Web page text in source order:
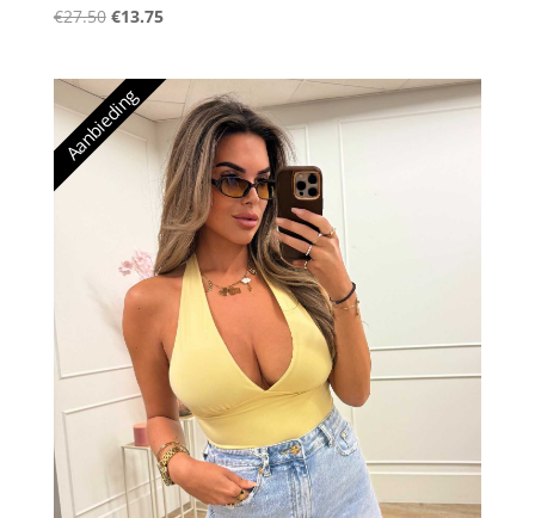
€27.50 Oorspronkelijke
€27.50.
€13.75Huidige
€13.75.
Aanbieding